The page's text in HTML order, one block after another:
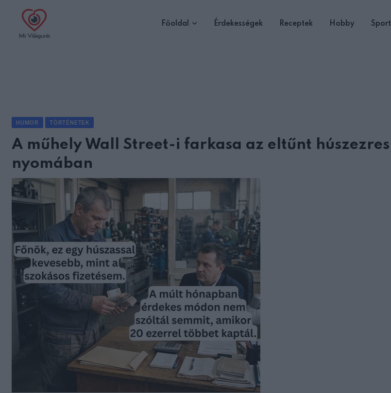
content
Főoldal Érdekességek Receptek Hobby Sport
HUMOR TÖRTÉNETEK
A műhely Wall Street-i farkasa az eltűnt húszezres
nyomában